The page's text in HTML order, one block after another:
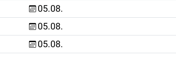
05.08.
05.08.
05.08.